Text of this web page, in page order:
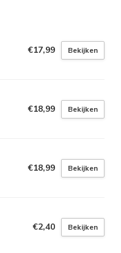
€17,99 Bekijken
€18,99 Bekijken
€18,99 Bekijken
€2,40 Bekijken